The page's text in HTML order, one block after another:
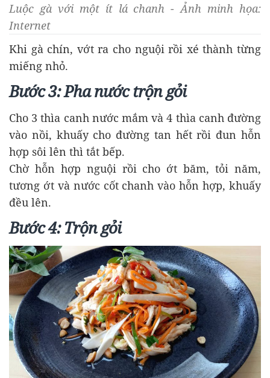
Luộc gà với một ít lá chanh - Ảnh minh họa:
Internet
Khi gà chín, vớt ra cho nguội rồi xé thành từng
miếng nhỏ.
Bước 3: Pha nước trộn gỏi
Cho 3 thìa canh nước mắm và 4 thìa canh đường
vào nồi, khuấy cho đường tan hết rồi đun hỗn
hợp sôi lên thì tắt bếp.
Chờ hỗn hợp nguội rồi cho ớt băm, tỏi năm,
tương ớt và nước cốt chanh vào hỗn hợp, khuấy
đều lên.
Bước 4: Trộn gỏi